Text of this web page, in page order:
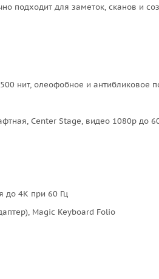
подходит для заметок, сканов и
нит, олеофобное и антибликовое
Center Stage, видео 1080p до
до 4K при 60 Гц
Magic Keyboard Folio